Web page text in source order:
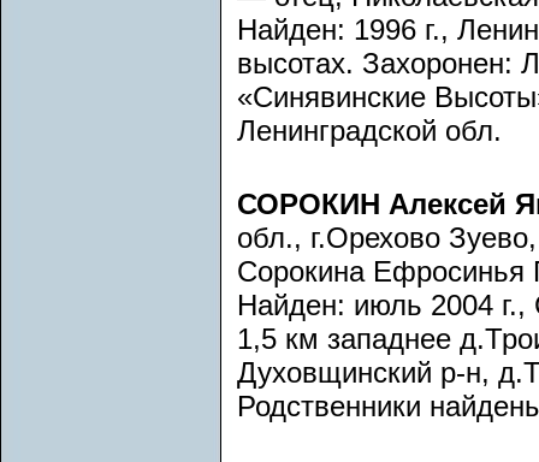
Найден: 1996 г.,
высотах. Захоронен:
«Синявинские
Ленинградской обл.
СОРОКИН Алексей
обл., г.Орехово
Сорокина Ефросинья
Найден: июль 2004
1,5 км западнее
Духовщинский р-н,
Родственники